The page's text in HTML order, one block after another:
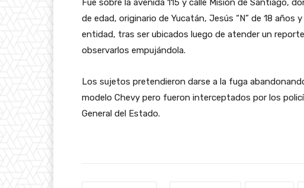
Fue sobre la avenida 115 y calle Misión de Santiago,
de edad, originario de Yucatán, Jesús “N” de 18 años
entidad, tras ser ubicados luego de atender un
observarlos empujándola.
Los sujetos pretendieron darse a la fuga
modelo Chevy pero fueron interceptados por los
General del Estado.